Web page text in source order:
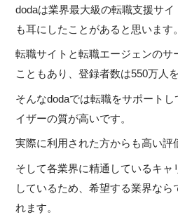
dodaは業界最大級の転職支援サ
も耳にしたことがあると思います。
転職サイトと転職エージェンのサ
こともあり、登録者数は550万人
そんなdodaでは転職をサポート
イザーの質が高いです。
実際に利用された方からも高い評
そして各業界に精通しているキャ
しているため、希望する業界なら
れます。